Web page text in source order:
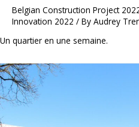
Belgian Construction Project
Innovation 2022 / By Audrey
Un quartier en une semaine.